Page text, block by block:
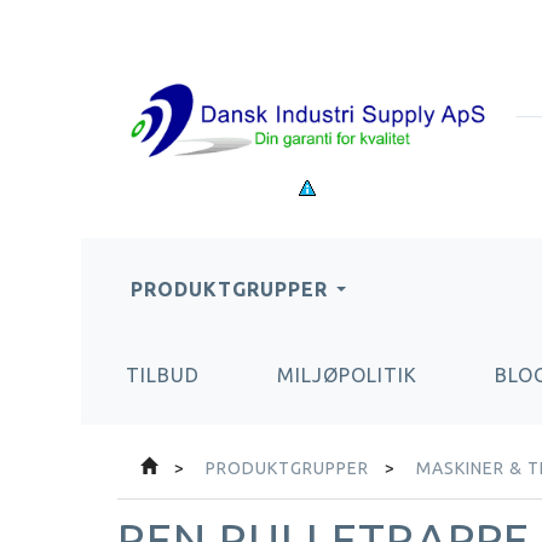
PRODUKTGRUPPER
TILBUD MILJØPOLITIK
PRODUKTGRUPPER MASKINER &